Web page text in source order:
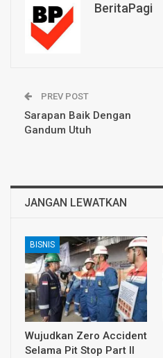
BeritaPagi
PREV POST
Sarapan Baik Dengan
Gandum Utuh
JANGAN LEWATKAN
BISNIS
Wujudkan Zero Accident
Selama Pit Stop Part II